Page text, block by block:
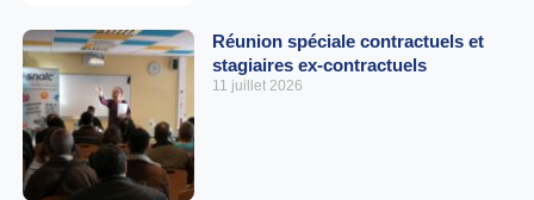
Réunion spéciale contractuels et
stagiaires ex-contractuels
11 juillet 2026